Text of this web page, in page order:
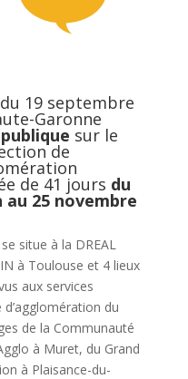
19 septembre
Garonne
sur le
de
de 41 jours du
au 25 novembre
situe à la DREAL
à Toulouse et 4 lieux
aux services
du
de la Communauté
à Muret, du Grand
à Plaisance-du-